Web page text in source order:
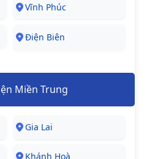
Vĩnh Phúc
Điện Biên
Miền Trung
Gia Lai
Khánh Hoà